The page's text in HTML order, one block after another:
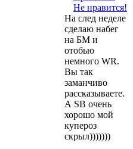
Не нравится!
На след неделе
сделаю набег
на БМ и
отобью
немного WR.
Вы так
заманчиво
рассказываете.
А SB очень
хорошо мой
купероз
скрыл)))))))